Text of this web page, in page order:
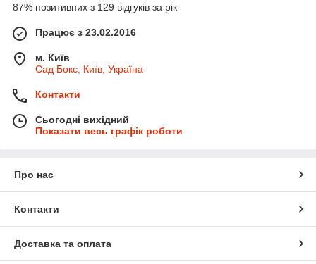
87% позитивних з 129 відгуків за рік
Працює з 23.02.2016
м. Київ
Сад Бокс, Київ, Україна
Контакти
Сьогодні вихідний
Показати весь графік роботи
Про нас
Контакти
Доставка та оплата